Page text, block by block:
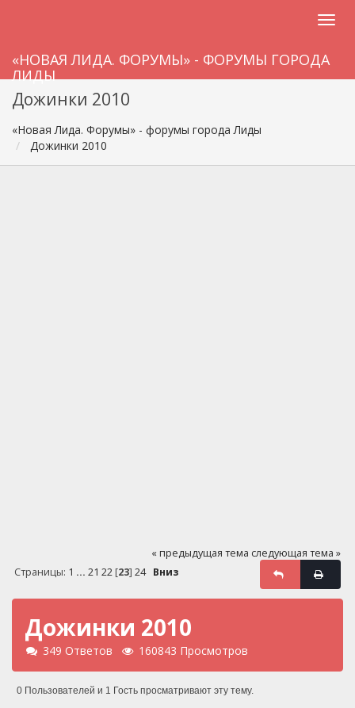
«НОВАЯ ЛИДА. ФОРУМЫ» - ФОРУМЫ ГОРОДА
ЛИДЫ
Дожинки 2010
«Новая Лида. Форумы» - форумы города Лиды
Дожинки 2010
« предыдущая тема следующая тема »
Страницы: 1 ... 21 22[23] 24 Вниз
Дожинки 2010
349 Ответов 160843 Просмотров
0 Пользователей и 1 Гость просматривают эту тему.